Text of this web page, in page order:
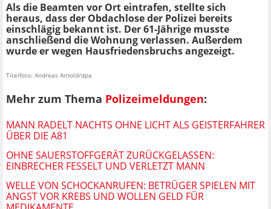
Als die Beamten vor Ort eintrafen, stellte sich
heraus, dass der Obdachlose der Polizei bereits
einschlägig bekannt ist. Der 61-Jährige musste
anschließend die Wohnung verlassen. Außerdem
wurde er wegen Hausfriedensbruchs angezeigt.
Titelfoto: Andreas Arnold/dpa
Mehr zum Thema Polizeimeldungen:
MANN RADELT NACHTS OHNE LICHT ALS GEISTERFAHRER
ÜBER DIE A81
OHNE SAUERSTOFFGERÄT ZURÜCKGELASSEN:
EINBRECHER FESSELT UND VERLETZT MANN
WELLE VON SCHOCKANRUFEN: BETRÜGER SPIELEN MIT
ANGST VOR KREBS UND WOLLEN GELD FÜR